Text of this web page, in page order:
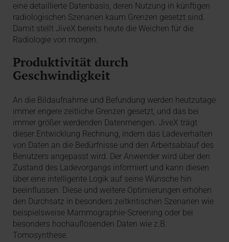
eine detaillierte Datenbasis, deren Nutzung in künftigen
radiologischen Szenarien kaum Grenzen gesetzt sind.
Damit stellt JiveX bereits heute die Weichen für die
Radiologie von morgen.
Produktivität durch
Geschwindigkeit
An die Bildaufnahme und Befundung werden heutzutage
immer engere zeitliche Grenzen gesetzt, und das bei
immer größer werdenden Datenmengen. JiveX trägt
dieser Entwicklung Rechnung, indem das Ladeverhalten
von Daten an die Bedürfnisse und den Arbeitsablauf des
Benutzers angepasst wird. Der Anwender wird über den
Zustand des Ladevorgangs informiert und kann diesen
über eine intelligente Logik auf seine Wünsche hin
beeinflussen. Diese und weitere Optimierungen erhöhen
den Durchsatz in besonders zeitkritischen Szenarien wie
beispielsweise Mammographie-Screening oder bei
besonders hochauflösenden Daten wie z.B.
Tomosynthese.